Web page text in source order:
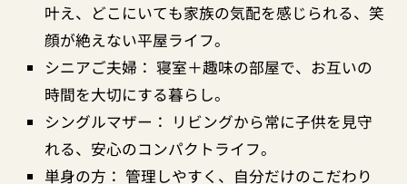
叶え、どこにいても家族の気配を感じられる、笑
顔が絶えない平屋ライフ。
シニアご夫婦： 寝室＋趣味の部屋で、お互いの
時間を大切にする暮らし。
シングルマザー： リビングから常に子供を見守
れる、安心のコンパクトライフ。
単身の方： 管理しやすく、自分だけのこだわり